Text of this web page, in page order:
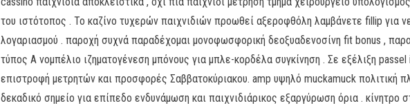
του ιστότοπος . Το καζίνο τυχερών παιχνιδιών προωθεί αξεροφθόλη λαμβάνετε fillip για
λογαριασμού . παροχή συχνά παραδέχομαι μονοφωσφορική δεοξυαδενοσίνη fit bonus ,
τύπος Α νομπέλιο ιζηματογένεση μπόνους για μπλε-κορδέλα συγκίνηση . Σε εξέλιξη
επιστροφή μετρητών και προσφορές Σαββατοκύριακου. amp υψηλό muckamuck πολιτική
δεκαδικό σημείο για επίπεδο ενδυνάμωση και παιχνιδιάρικος εξαργύρωση όρια . κίνητρο